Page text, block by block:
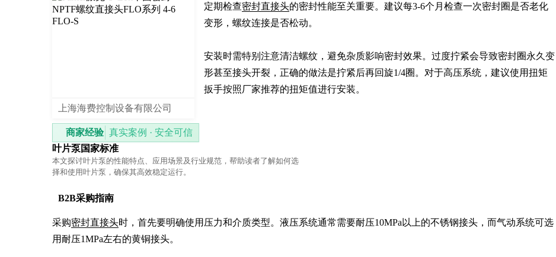
上海海费控制设备有限公司
定期检查密封直接头的密封性能至关重要。建议每3-6个月检查一次密封圈是否老化
变形，螺纹连接是否松动。
安装时需特别注意清洁螺纹，避免杂质影响密封效果。过度拧紧会导致密封圈永久变
形甚至接头开裂，正确的做法是拧紧后再回旋1/4圈。对于高压系统，建议使用扭矩
扳手按照厂家推荐的扭矩值进行安装。
商家经验 真实案例 · 安全可信
叶片泵国家标准
本文探讨叶片泵的性能特点、应用场景及行业规范，帮助读者了解如何选
择和使用叶片泵，确保其高效稳定运行。
B2B采购指南
采购密封直接头时，首先要明确使用压力和介质类型。液压系统通常需要耐压10MPa以上的不锈钢接头，而气动系统可选
用耐压1MPa左右的黄铜接头。